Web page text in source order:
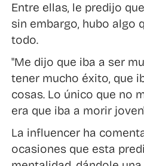
Entre ellas, le predijo
sin embargo, hubo algo
todo.
"Me dijo que iba a ser
tener mucho éxito, que
cosas. Lo único que no
era que iba a morir
La influencer ha
ocasiones que esta